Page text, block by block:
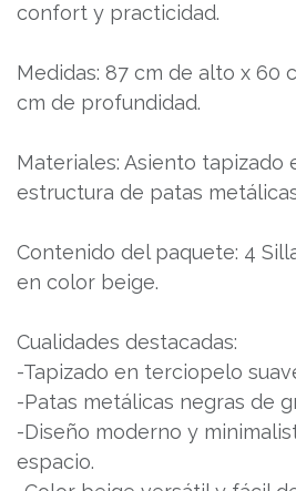
confort y practicidad.
Medidas: 87 cm de alto x 60
cm de profundidad.
Materiales: Asiento tapizado
estructura de patas
Contenido del paquete: 4
en color beige.
Cualidades destacadas:
-Tapizado en terciopelo
-Patas metálicas negras de
-Diseño moderno y
espacio.